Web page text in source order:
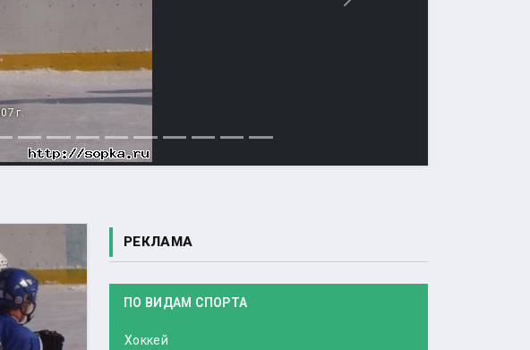
г.
Вперед
РЕКЛАМА
ПО ВИДАМ СПОРТА
Хоккей